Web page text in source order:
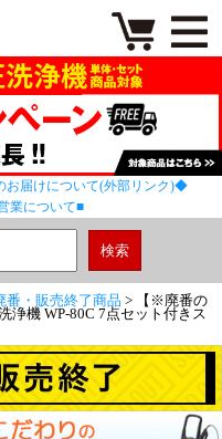
お届けについて(外部リンク)◆
業について■
番・販売終了商品 > 【※廃番の
浄機 WP-80C 7点セット付きス